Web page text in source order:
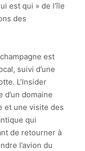
est qui » de l’île
des
est
suivi d’une
L’Insider
domaine
et une visite des
qui
de retourner à
l’avion du